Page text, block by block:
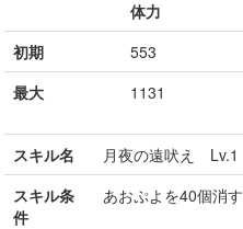
体力
初期
553
最大
1131
スキル名
月夜の遠吠え Lv.1
スキル条
件
あおぷよを40個消す